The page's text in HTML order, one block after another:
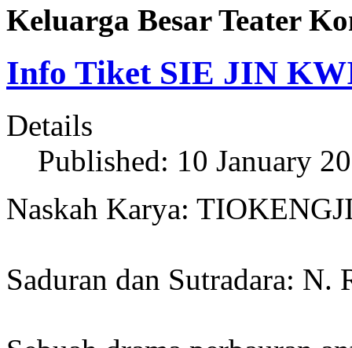
Keluarga Besar Teater
Info Tiket SIE JIN
Details
Published: 10 January
Naskah Karya:
Saduran dan Sutradara: